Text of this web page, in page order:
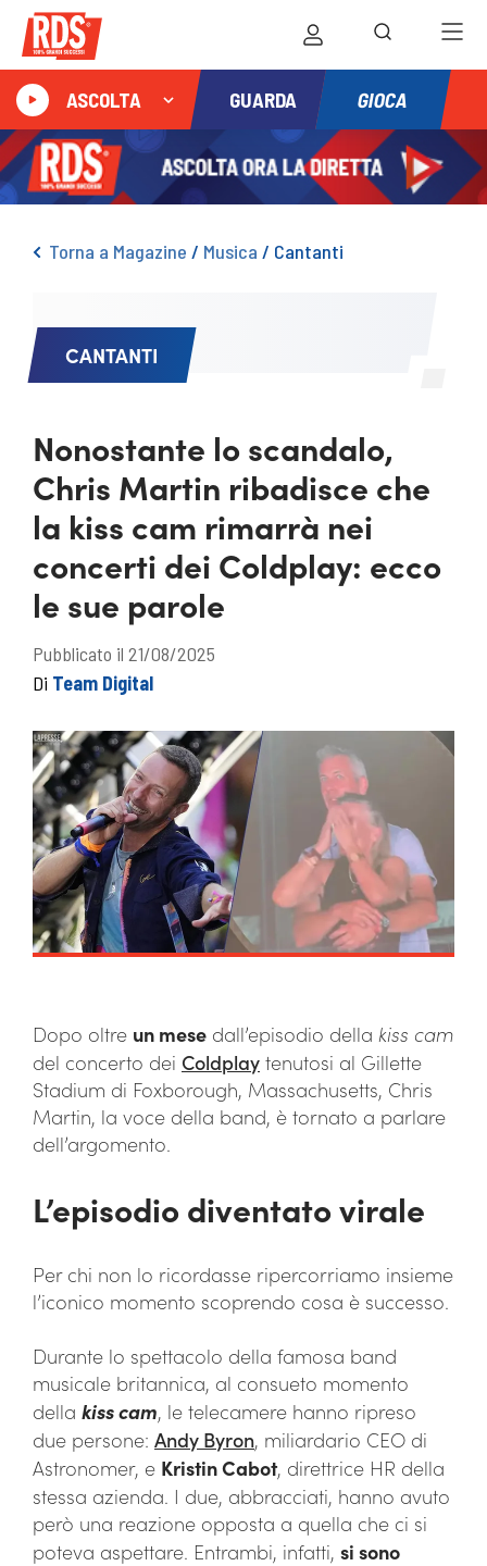
ASCOLTA GUARDA GIOCA
Torna a Magazine / Musica / Cantanti
CANTANTI
Nonostante lo scandalo,
Chris Martin ribadisce che
la kiss cam rimarrà nei
concerti dei Coldplay: ecco
le sue parole
Pubblicato il 21/08/2025
Di Team Digital
Dopo oltre un mese dall’episodio della kiss cam
del concerto dei Coldplay tenutosi al Gillette
Stadium di Foxborough, Massachusetts, Chris
Martin, la voce della band, è tornato a parlare
dell’argomento.
L’episodio diventato virale
Per chi non lo ricordasse ripercorriamo insieme
l’iconico momento scoprendo cosa è successo.
Durante lo spettacolo della famosa band
musicale britannica, al consueto momento
della kiss cam, le telecamere hanno ripreso
due persone: Andy Byron, miliardario CEO di
Astronomer, e Kristin Cabot, direttrice HR della
stessa azienda. I due, abbracciati, hanno avuto
però una reazione opposta a quella che ci si
poteva aspettare. Entrambi, infatti, si sono